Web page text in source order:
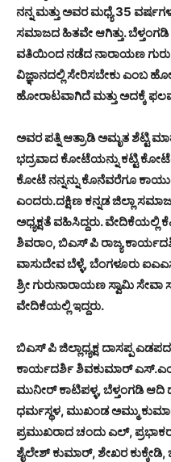
ನನ್ನ ಮತ್ತು ಅವರ ಮಧ್ಯೆ 35
ಸಮಾಜದ ಹಿತವೇ ಆಗಿತ್ತು.
ವತಿಯಿಂದ ನಡೆದ ನಾರಾಯಣ ಗುರು
ವಿಜ್ಞಾನದಲ್ಲಿ ಸೇರಿಸಬೇಕು ಎಂಬ
ಹೋರಾಟವಾಗಿದೆ ಮತ್ತು ಅದಕ್ಕೆ
ಅವರ ಪತ್ನಿ ಆತ್ರಾಡಿ ಅಮೃತ ಶೆಟ್ಟಿ
ಭದ್ರವಾದ ಕೋಟೆಯನ್ನು ಕಟ್ಟಿ
ಕೋಟೆ ನನ್ನನ್ನು ಕೊನೆವರೆಗೂ
ಎಂದರು.ದಕ್ಷಿಣ ಕನ್ನಡ ಜಿಲ್ಲಾ
ಅಧ್ಯಕ್ಷತೆ ವಹಿಸಿದ್ದರು. ವೇದಿಕೆಯಲ್ಲಿ
ಶಿವರಾಂ, ಬಿಎಸ್ ಪಿ ರಾಜ್ಯ
ವಾಸುದೇವ ಬೆಳ್ಳೆ, ಬೆಂಗಳೂರು
ಶ್ರೀ ಗುರುನಾರಾಯಣ ಸ್ವಾಮಿ
ವೇದಿಕೆಯಲ್ಲಿ ಇದ್ದರು.
ಬಿಎಸ್ ಪಿ ಜಿಲ್ಲಾಧ್ಯಕ್ಷ ದಾಸಪ್ಪ
ಕಾರ್ಯದರ್ಶಿ ಶಿವಕುಮಾರ್
ಮುನೀರ್ ಕಾಟಿಪಳ್ಳ, ಬೆಳ್ತಂಗಡಿ ಆದಿ
ಧರ್ಮಸ್ಥಳ, ಮುಖಂಡ ಅಮ್ಮು
ಪ್ರಮುಖರಾದ ಚಂದು ಎಲ್,
ಶೈಲೇಶ್ ಕುಮಾರ್, ಶೇಖರ